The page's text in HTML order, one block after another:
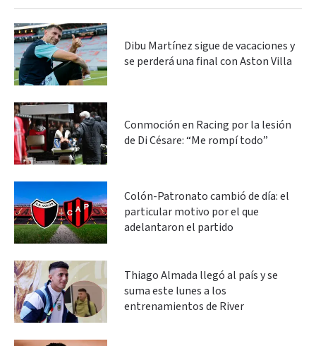
Dibu Martínez sigue de vacaciones y
se perderá una final con Aston Villa
Conmoción en Racing por la lesión
de Di Césare: “Me rompí todo”
Colón-Patronato cambió de día: el
particular motivo por el que
adelantaron el partido
Thiago Almada llegó al país y se
suma este lunes a los
entrenamientos de River